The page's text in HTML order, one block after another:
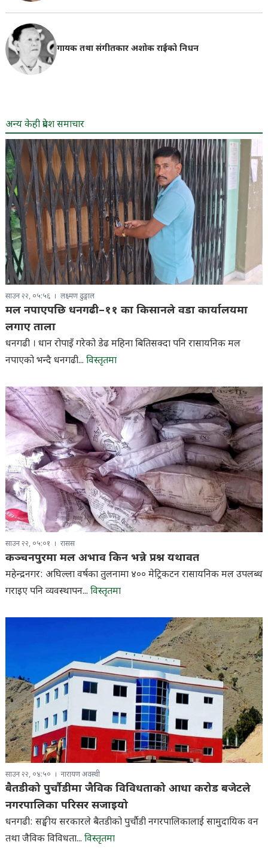
गायक तथा संगीतकार अशोक राईको निधन
अन्य केही प्रदेश समाचार
साउन २२, ०५:५६ लक्ष्मण ढुङ्गाल
मल नपाएपछि धनगढी–११ का किसानले वडा कार्यालयमा
लगाए ताला
धनगढी । धान रोपाइँ गरेको डेढ महिना बितिसक्दा पनि रासायनिक मल
नपाएको भन्दै धनगढी... विस्तृतमा
साउन २२, ०५:०१ रासस
कञ्चनपुरमा मल अभाव किन भन्ने प्रश्न यथावत
महेन्द्रनगर: अघिल्ला वर्षका तुलनामा ४०० मेट्रिकटन रासायनिक मल उपलब्ध
गराइए पनि व्यवस्थापन... विस्तृतमा
साउन २२, ०४:५० नारायण अवस्थी
बैतडीको पुर्चौडीमा जैविक विविधताको आधा करोड बजेटले
नगरपालिका परिसर सजाइयो
धनगढी: सङ्घीय सरकारले बैतडीको पुर्चौडी नगरपालिकालाई सामुदायिक वन
तथा जैविक विविधता... विस्तृतमा